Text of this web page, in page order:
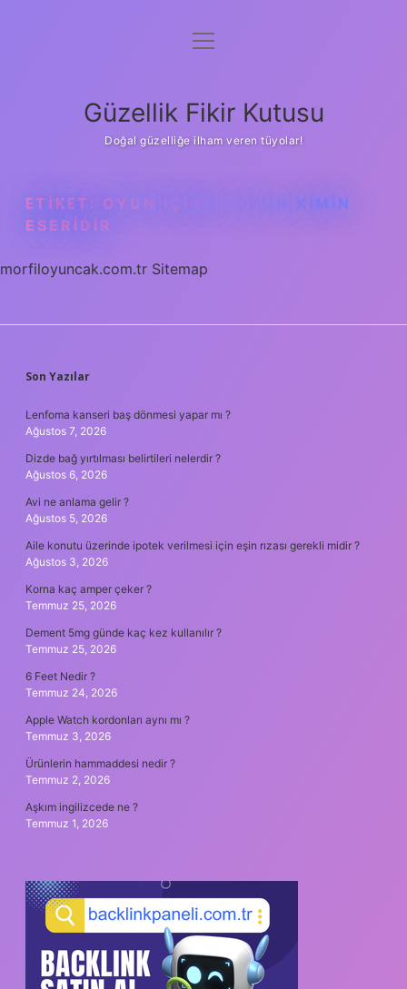
Anasayfa
Yasal Uyarı
menüyü
Güzellik Fikir Kutusu
Doğal güzelliğe ilham veren tüyolar!
ETIKET: OYUN IÇINDE OYUN KIMIN
ESERIDIR
morfiloyuncak.com.tr Sitemap
SIDEBAR
Son Yazılar
Lenfoma kanseri baş dönmesi yapar mı ?
Ağustos 7, 2026
Dizde bağ yırtılması belirtileri nelerdir ?
Ağustos 6, 2026
Avi ne anlama gelir ?
Ağustos 5, 2026
Aile konutu üzerinde ipotek verilmesi için eşin rızası gerekli midir ?
Ağustos 3, 2026
Korna kaç amper çeker ?
Temmuz 25, 2026
Dement 5mg günde kaç kez kullanılır ?
Temmuz 25, 2026
6 Feet Nedir ?
Temmuz 24, 2026
Apple Watch kordonları aynı mı ?
Temmuz 3, 2026
Ürünlerin hammaddesi nedir ?
Temmuz 2, 2026
Aşkım ingilizcede ne ?
Temmuz 1, 2026